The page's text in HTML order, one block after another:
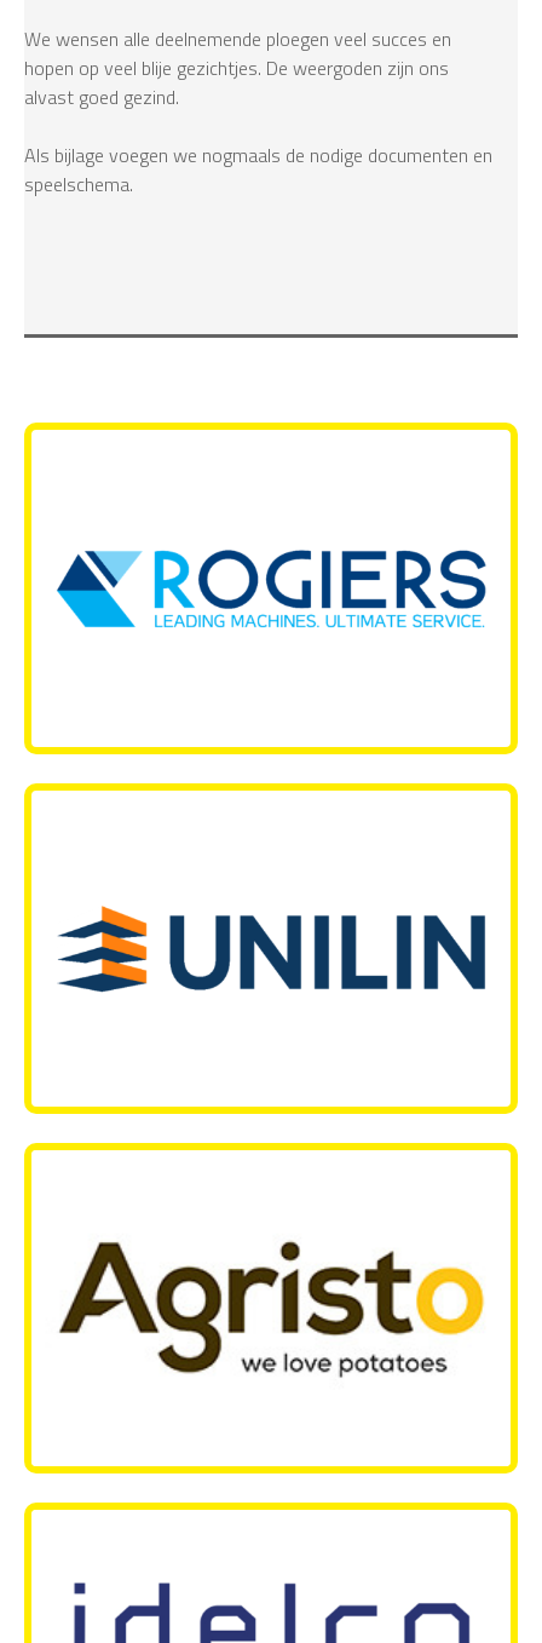
We wensen alle deelnemende ploegen veel succes en
hopen op veel blije gezichtjes. De weergoden zijn ons
alvast goed gezind.
Als bijlage voegen we nogmaals de nodige documenten en
speelschema.